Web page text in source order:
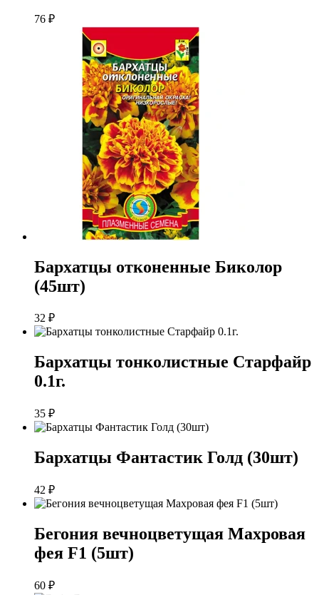
76 ₽
Бархатцы отконенные Биколор
(45шт)
32 ₽
Бархатцы тонколистные Старфайр
0.1г.
35 ₽
Бархатцы Фантастик Голд (30шт)
42 ₽
Бегония вечноцветущая Махровая
фея F1 (5шт)
60 ₽